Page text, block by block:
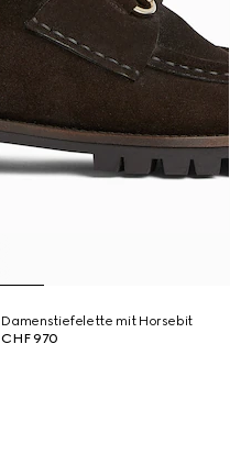
Damenstiefelette mit Horsebit
CHF 970